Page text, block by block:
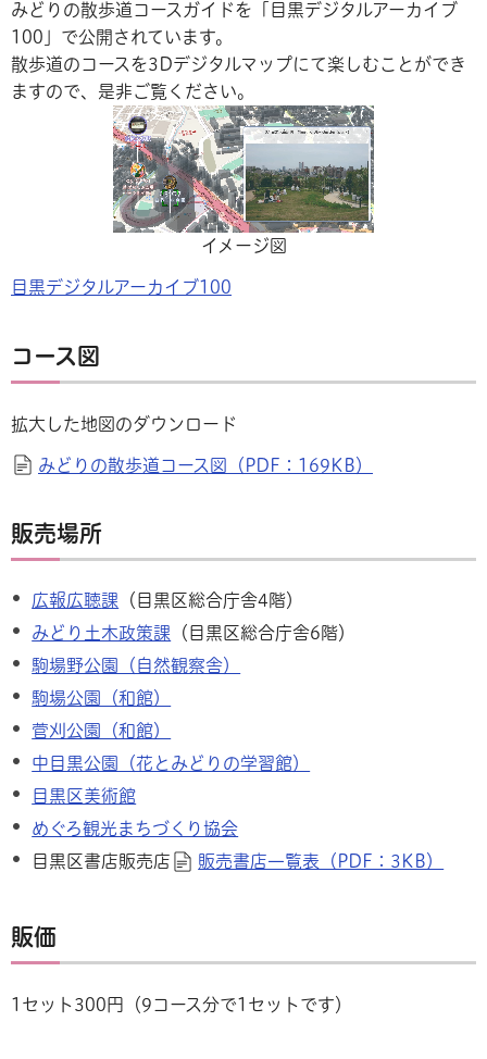
みどりの散歩道コースガイドを「目黒デジタルアーカイブ
100」で公開されています。
散歩道のコースを3Dデジタルマップにて楽しむことができ
ますので、是非ご覧ください。
イメージ図
目黒デジタルアーカイブ100
コース図
拡大した地図のダウンロード
みどりの散歩道コース図（PDF：169KB）
販売場所
広報広聴課 （目黒区総合庁舎4階）
みどり土木政策課 （目黒区総合庁舎6階）
駒場野公園（自然観察舎）
駒場公園（和館）
菅刈公園（和館）
中目黒公園（花とみどりの学習館）
目黒区美術館
めぐろ観光まちづくり協会
目黒区書店販売店
販売書店一覧表（PDF：3KB）
販価
1セット300円（9コース分で1セットです）